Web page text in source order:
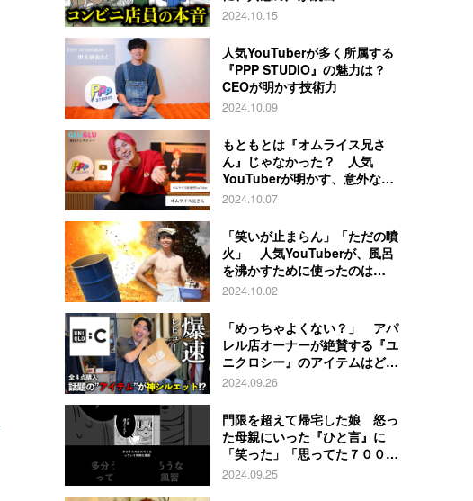
2024.10.15
人気YouTuberが多く所属する
『PPP STUDIO』の魅力は？
CEOが明かす技術力
2024.10.09
もともとは『オムライス兄さ
ん』じゃなかった？ 人気
YouTuberが明かす、意外な過
去とは
2024.10.07
「笑いが止まらん」「ただの噴
火」 人気YouTuberが、風呂
を沸かすために使ったのは…
2024.10.02
「めっちゃよくない？」 アパ
レル店オーナーが絶賛する『ユ
ニクロシー』のアイテムはど
れ？
2024.09.26
門限を超えて帰宅した娘 怒っ
た母親にいった『ひと言』に
「笑った」「思ってた７００倍
特殊」
2024.09.25